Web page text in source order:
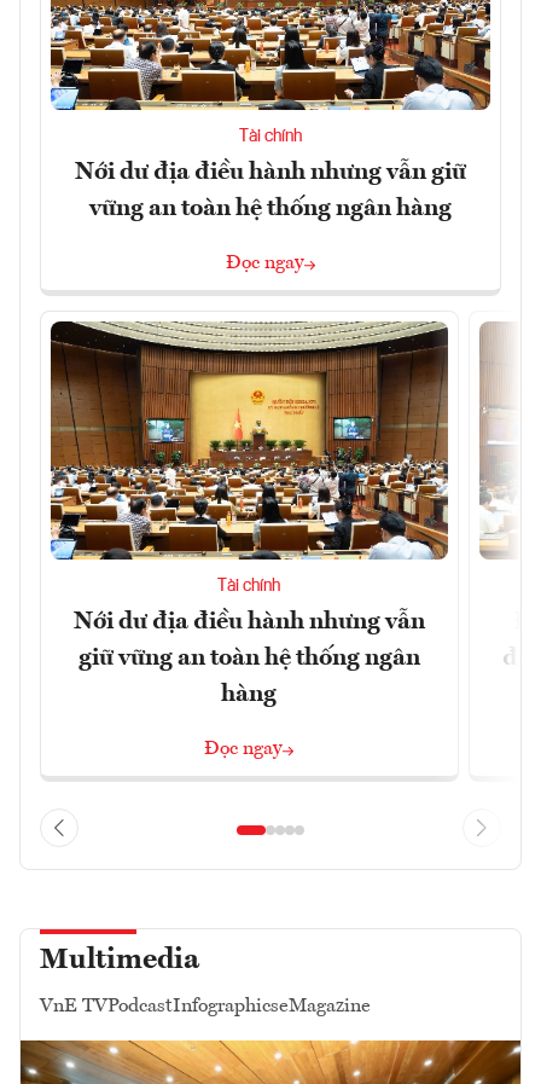
Tài chính
Nới dư địa điều hành nhưng vẫn giữ
vững an toàn hệ thống ngân hàng
Đọc ngay
Tài chính
Nới dư địa điều hành nhưng vẫn
giữ vững an toàn hệ thống ngân
hàng
Đọc ngay
Multimedia
VnE TVPodcastInfographicseMagazine